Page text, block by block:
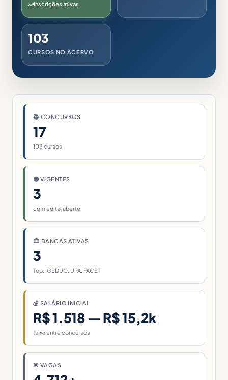
Inscrições ativas
103
CURSOS NO ACERVO
📚 CONCURSOS
17
103 cursos
🟢 VIGENTES
3
com edital aberto
🏛 BANCAS ATIVAS
3
Top: IGEDUC, UPA, FACET
💰 SALÁRIO INICIAL
R$ 1.518 — R$ 15,2k
faixa entre concursos
🎯 VAGAS